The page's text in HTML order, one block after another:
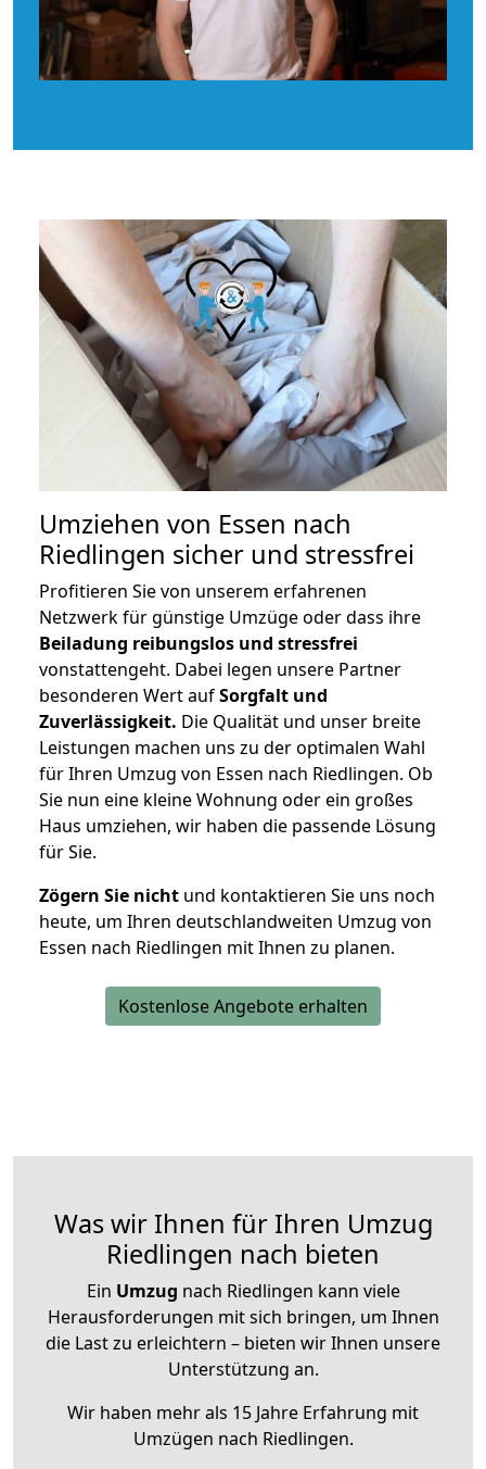
Umziehen von Essen nach
Riedlingen sicher und stressfrei
Profitieren Sie von unserem erfahrenen
Netzwerk für günstige Umzüge oder dass ihre
Beiladung reibungslos und stressfrei
vonstattengeht. Dabei legen unsere Partner
besonderen Wert aufSorgfalt und
Zuverlässigkeit. Die Qualität und unser breite
Leistungen machen uns zu der optimalen Wahl
für Ihren Umzug von Essen nach Riedlingen. Ob
Sie nun eine kleine Wohnung oder ein großes
Haus umziehen, wir haben die passende Lösung
für Sie.
Zögern Sie nicht und kontaktieren Sie uns noch
heute, um Ihren deutschlandweiten Umzug von
Essen nach Riedlingen mit Ihnen zu planen.
Kostenlose Angebote erhalten
Was wir Ihnen für Ihren Umzug
Riedlingen nach bieten
Ein Umzug nach Riedlingen kann viele
Herausforderungen mit sich bringen, um Ihnen
die Last zu erleichtern – bieten wir Ihnen unsere
Unterstützung an.
Wir haben mehr als 15 Jahre Erfahrung mit
Umzügen nach Riedlingen.